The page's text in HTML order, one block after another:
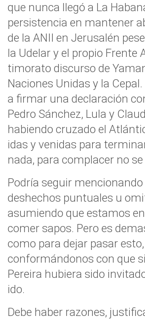
que nunca llegó a La
persistencia en mantener
de la ANII en Jerusalén
la Udelar y el propio Frente
timorato discurso de
Naciones Unidas y la
a firmar una declaración
Pedro Sánchez, Lula y
habiendo cruzado el
idas y venidas para
nada, para complacer no
Podría seguir
deshechos puntuales u
asumiendo que estamos
comer sapos. Pero es
como para dejar pasar esto,
conformándonos con que
Pereira hubiera sido
ido.
Debe haber razones,